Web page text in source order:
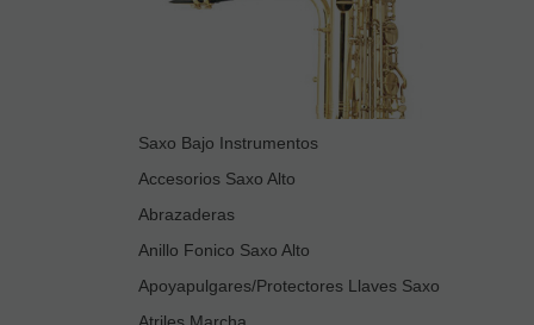
Saxo Bajo Instrumentos
Accesorios Saxo Alto
Abrazaderas
Anillo Fonico Saxo Alto
Apoyapulgares/Protectores Llaves Saxo